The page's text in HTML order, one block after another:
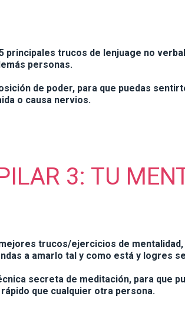
principales trucos de lenjuage no
personas.
de poder, para que puedas
o causa nervios.
3: TU
trucos/ejercicios de
a amarlo tal y como está y logres
secreta de meditación, para que
rápido que cualquier otra persona.